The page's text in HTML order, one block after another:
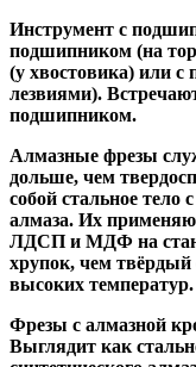
Инструмент с
подшипником (на
(у хвостовика) или с
лезвиями).
подшипником.
Алмазные фрезы
дольше, чем
собой стальное тело
алмаза. Их
ЛДСП и МДФ на
хрупок, чем твёрдый
высоких температур.
Фрезы с алмазной
Выглядит как